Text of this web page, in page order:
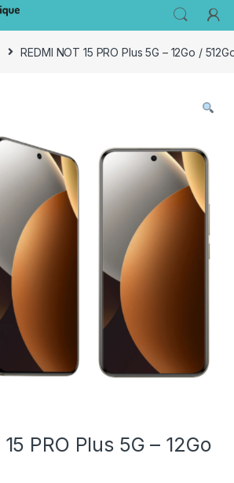
REDMI NOT 15 PRO Plus 5G – 12Go /
PRO Plus 5G – 12Go